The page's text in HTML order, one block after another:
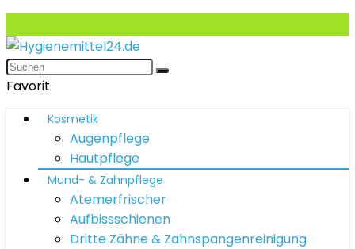
Favorit
Kosmetik
Augenpflege
Hautpflege
Mund- & Zahnpflege
Atemerfrischer
Aufbissschienen
Dritte Zähne & Zahnspangenreinigung